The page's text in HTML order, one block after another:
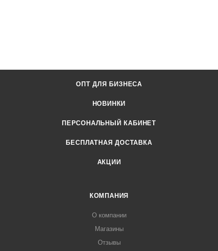
ОПТ ДЛЯ БИЗНЕСА
НОВИНКИ
ПЕРСОНАЛЬНЫЙ КАБИНЕТ
БЕСПЛАТНАЯ ДОСТАВКА
АКЦИИ
КОМПАНИЯ
О компании
Магазины
Отзывы